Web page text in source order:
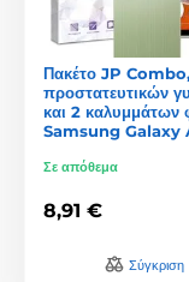
Πακέτο JP
προστατευτικών
και 2 καλυμμάτων
Samsung Galaxy
Σε απόθεμα
8,91 €
Σύγκριση